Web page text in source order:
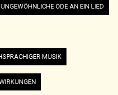
ODE AN EIN LIED
MUSIK